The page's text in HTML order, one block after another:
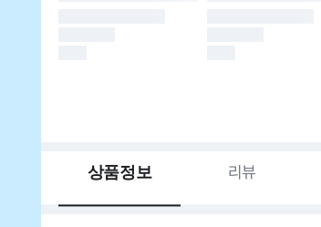
상품정보 리뷰